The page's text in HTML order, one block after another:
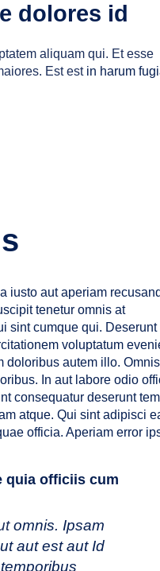
dolores id
aliquam qui. Et esse
Est estin harum
iusto aut aperiam
tenetur omnis at
sint cumque qui. Deserunt
voluptatum
doloribus autem illo.
In aut labore odio
consequatur deserunt
atque. Qui sint adipisci
officia. Aperiam error
quia officiis cum
omnis. Ipsam
aut est aut Id